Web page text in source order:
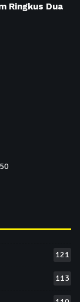
Ringkus Dua
121
113